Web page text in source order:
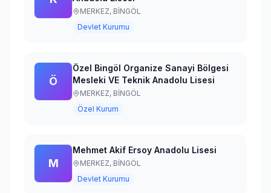
MERKEZ, BİNGÖL
Devlet Kurumu
Ö
Özel Bingöl Organize Sanayi Bölgesi
Mesleki VE Teknik Anadolu Lisesi
MERKEZ, BİNGÖL
Özel Kurum
M
Mehmet Akif Ersoy Anadolu Lisesi
MERKEZ, BİNGÖL
Devlet Kurumu